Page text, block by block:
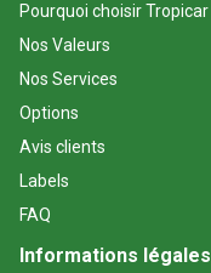
Pourquoi choisir Tropicar
Nos Valeurs
Nos Services
Options
Avis clients
Labels
FAQ
Informations légales